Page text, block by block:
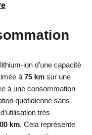
ion d’une capacité
à 75 km sur une
à une consommation
quotidienne sans
très
km. Cela représente